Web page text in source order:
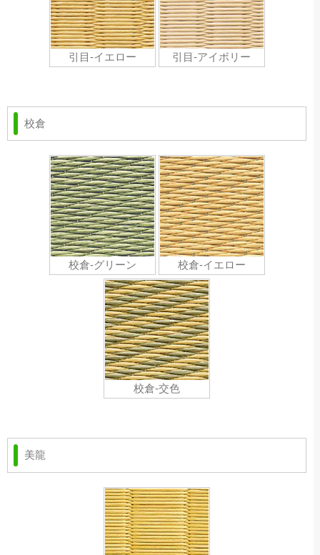
引目-イエロー 引目-アイボリー
校倉
校倉-グリーン 校倉-イエロー
校倉-交色
美龍